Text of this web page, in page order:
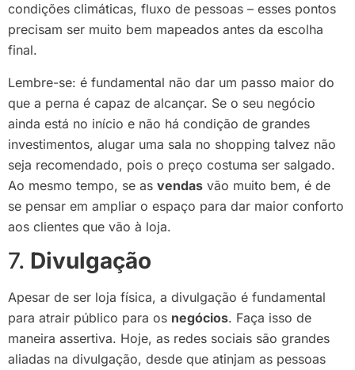
condições climáticas, fluxo de pessoas – esses pontos
precisam ser muito bem mapeados antes da escolha
final.
Lembre-se: é fundamental não dar um passo maior do
que a perna é capaz de alcançar. Se o seu negócio
ainda está no início e não há condição de grandes
investimentos, alugar uma sala no shopping talvez não
seja recomendado, pois o preço costuma ser salgado.
Ao mesmo tempo, se as vendas vão muito bem, é de
se pensar em ampliar o espaço para dar maior conforto
aos clientes que vão à loja.
7. Divulgação
Apesar de ser loja física, a divulgação é fundamental
para atrair público para os negócios. Faça isso de
maneira assertiva. Hoje, as redes sociais são grandes
aliadas na divulgação, desde que atinjam as pessoas